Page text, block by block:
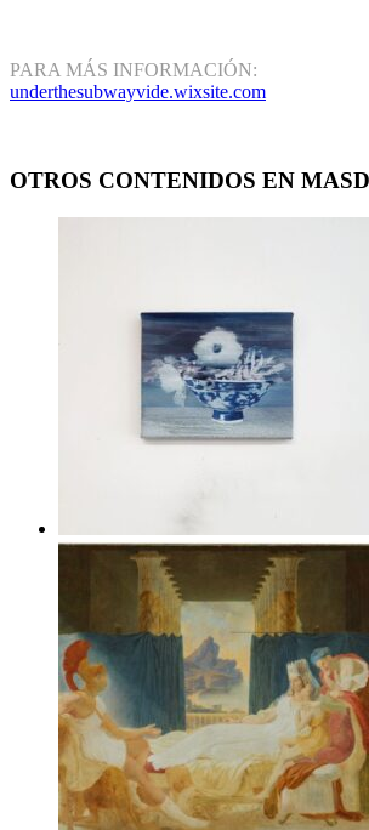
PARA MÁS INFORMACIÓN:
underthesubwayvide.wixsite.com
OTROS CONTENIDOS EN